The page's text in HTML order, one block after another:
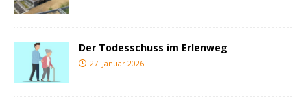
Der Todesschuss im Erlenweg
27. Januar 2026